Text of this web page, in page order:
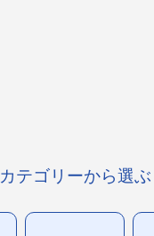
カテゴリーから選ぶ